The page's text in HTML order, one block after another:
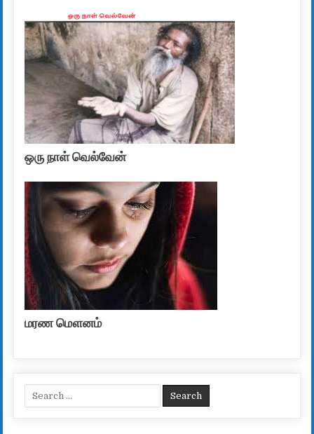
ஒரு நாள் வெல்வேன்
மரண மௌனம்
Search for: